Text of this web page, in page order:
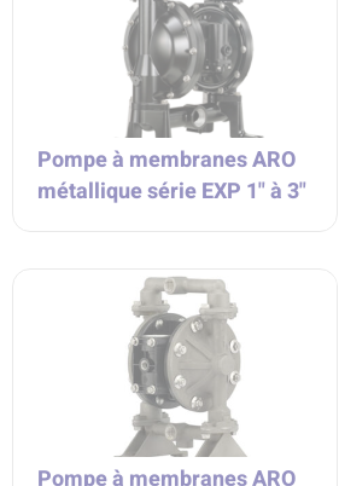
Pompe à membranes ARO
métallique série EXP 1" à 3"
Pompe à membranes ARO